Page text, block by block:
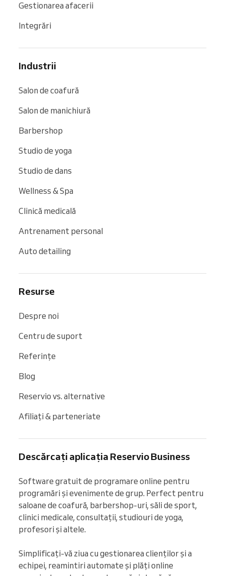
Gestionarea afacerii
Integrări
Industrii
Salon de coafură
Salon de manichiură
Barbershop
Studio de yoga
Studio de dans
Wellness & Spa
Clinică medicală
Antrenament personal
Auto detailing
Resurse
Despre noi
Centru de suport
Referințe
Blog
Reservio vs. alternative
Afiliați & parteneriate
Descărcați aplicația Reservio Business
Software gratuit de programare online pentru
programări și evenimente de grup. Perfect pentru
saloane de coafură, barbershop-uri, săli de sport,
clinici medicale, consultații, studiouri de yoga,
profesori și altele.
Simplificați-vă ziua cu gestionarea clienților și a
echipei, reamintiri automate și plăți online